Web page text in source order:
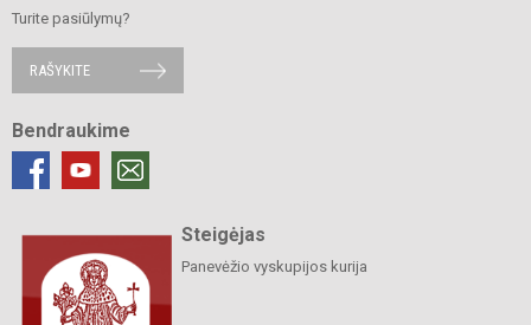
Turite pasiūlymų?
RAŠYKITE
Bendraukime
Steigėjas
Panevėžio vyskupijos kurija